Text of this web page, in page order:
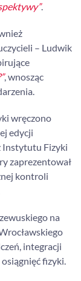
.
– Ludwik
, wnosząc
wręczono
edycji
Instytutu Fizyki
zaprezentował
kontroli
na
integracji
fizyki.